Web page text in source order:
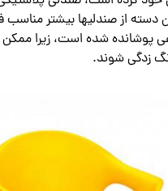
دسته از صندلیها بیشتر مناسب
پوشانده شده است، زیرا ممکن
زدگی شوند.